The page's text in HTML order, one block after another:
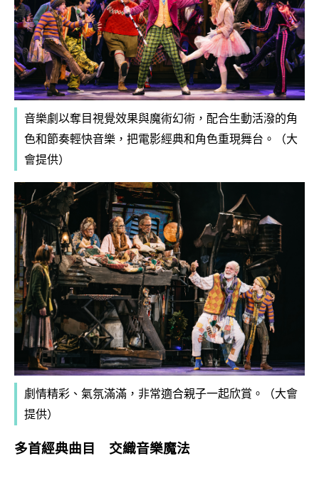
音樂劇以奪目視覺效果與魔術幻術，配合生動活潑的角
色和節奏輕快音樂，把電影經典和角色重現舞台。（大
會提供）
劇情精彩、氣氛滿滿，非常適合親子一起欣賞。（大會
提供）
多首經典曲目 交織音樂魔法